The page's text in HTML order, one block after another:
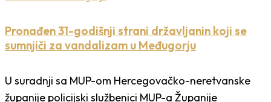
Pronađen 31-godišnji strani državljanin koji se
sumnjiči za vandalizam u Međugorju
U suradnji sa MUP-om Hercegovačko-neretvanske
županije policijski službenici MUP-a Županije